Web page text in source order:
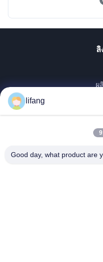
ลิ
ผ
ทัว
คว
lifang
Good day, what product are